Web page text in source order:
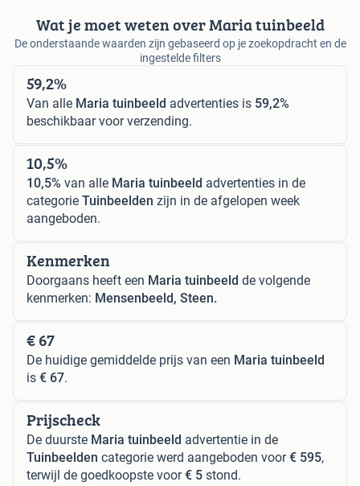
Wat je moet weten over Maria tuinbeeld
De onderstaande waarden zijn gebaseerd op je zoekopdracht en de
ingestelde filters
59,2%
Van alle Maria tuinbeeld advertenties is 59,2%
beschikbaar voor verzending.
10,5%
10,5% van alle Maria tuinbeeld advertenties in de
categorie Tuinbeelden zijn in de afgelopen week
aangeboden.
Kenmerken
Doorgaans heeft een Maria tuinbeeld de volgende
kenmerken: Mensenbeeld, Steen.
€ 67
De huidige gemiddelde prijs van een Maria tuinbeeld
is € 67.
Prijscheck
De duurste Maria tuinbeeld advertentie in de
Tuinbeelden categorie werd aangeboden voor€ 595,
terwijl de goedkoopste voor€ 5 stond.